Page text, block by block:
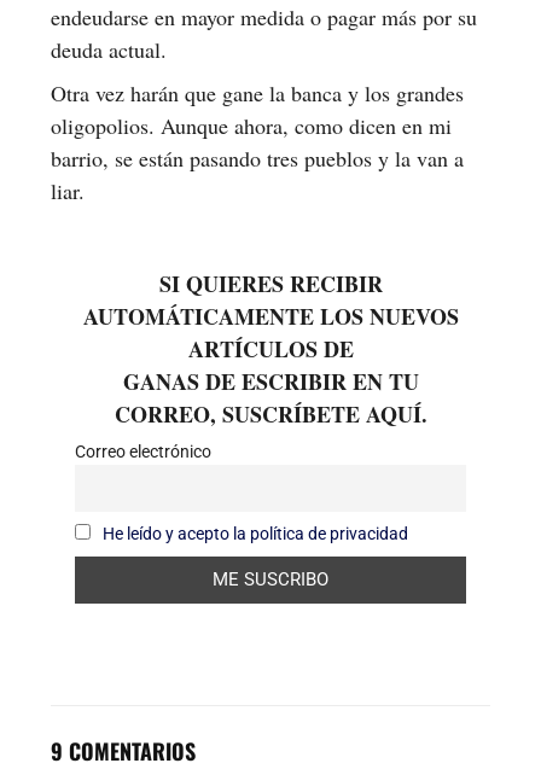
endeudarse en mayor medida o pagar más por su
deuda actual.
Otra vez harán que gane la banca y los grandes
oligopolios. Aunque ahora, como dicen en mi
barrio, se están pasando tres pueblos y la van a
liar.
SI QUIERES RECIBIR
AUTOMÁTICAMENTE LOS NUEVOS
ARTÍCULOS DE
GANAS DE ESCRIBIR EN TU
CORREO, SUSCRÍBETE AQUÍ.
Correo electrónico
He leído y acepto la política de privacidad
9 COMENTARIOS